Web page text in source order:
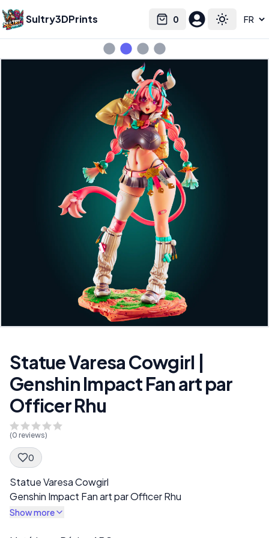
Sultry3DPrints 0
Cart Toggle
Select language
Statue Varesa Cowgirl |
Genshin Impact Fan art par
Officer Rhu
(0 reviews)
0
Spec Description
Statue Varesa Cowgirl
Genshin Impact Fan art par Officer Rhu
Show more